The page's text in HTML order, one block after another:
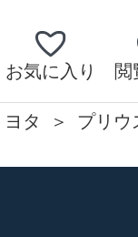
お気に入り 閲
ヨタ
プリウ